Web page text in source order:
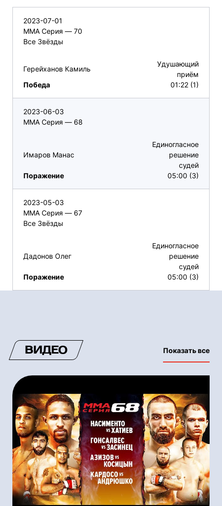
2023-07-01
ММА Серия — 70
Все Звёзды
Герейханов Камиль
Победа
Удушающий
приём
01:22 (1)
2023-06-03
ММА Серия — 68
Имаров Манас
Поражение
Единогласное
решение
судей
05:00 (3)
2023-05-03
ММА Серия — 67
Все Звёзды
Дадонов Олег
Поражение
Единогласное
решение
судей
05:00 (3)
ВИДЕО Показать все